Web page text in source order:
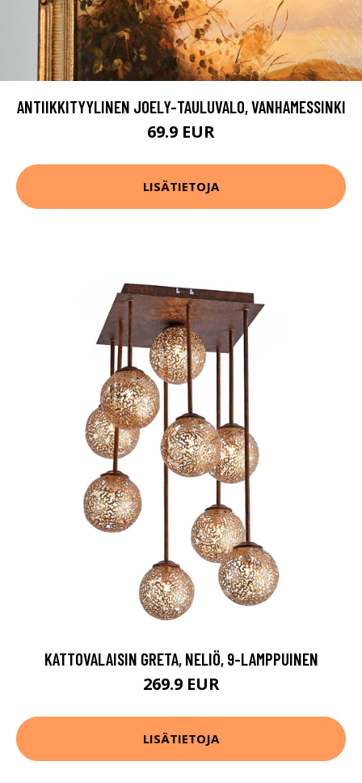
ANTIIKKITYYLINEN JOELY-TAULUVALO, VANHAMESSINKI
69.9 EUR
LISÄTIETOJA
KATTOVALAISIN GRETA, NELIÖ, 9-LAMPPUINEN
269.9 EUR
LISÄTIETOJA